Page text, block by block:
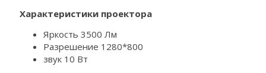
Характеристики проектора
Яркость 3500 Лм
Разрешение 1280*800
звук 10 Вт